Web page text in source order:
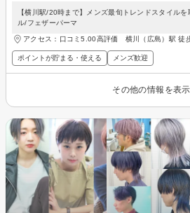
【横川駅/20時まで】メンズ最旬トレンドスタイル
ル/フェザーパーマ
アクセス：口コミ5.00高評価 横川（広島）駅 徒
ポイントが貯まる・使える メンズ歓迎
その他の情報を表示